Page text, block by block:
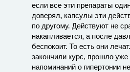
если все эти препараты
доверял, капсулы эти
по другому. Действуют не
накапливается, а после
беспокоит. То есть они
закончили курс, прошло уже
напоминаний о гипертонии